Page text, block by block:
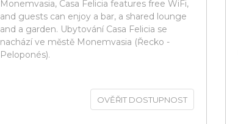
Monemvasia, Casa Felicia features free WiFi,
and guests can enjoy a bar, a shared lounge
and a garden. Ubytování Casa Felicia se
nachází ve městě Monemvasia (Řecko -
Peloponés).
OVĚŘIT DOSTUPNOST